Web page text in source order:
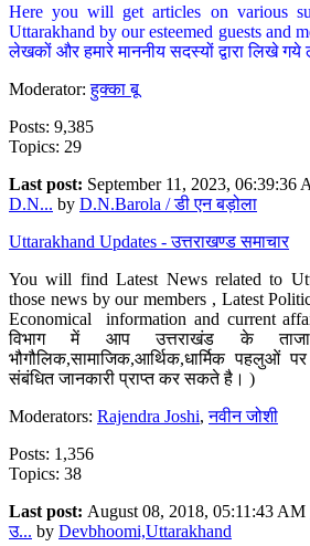
Here you will get articles on various
Uttarakhand by our esteemed guests and
लेखकों और हमारे माननीय सदस्यों द्वारा लिखे
Moderator:हुक्का बू
Posts: 9,385
Topics: 29
Last post: September 11, 2023, 06:39:36
D.N... by D.N.Barola / डी एन बड़ोला
Uttarakhand Updates - उत्तराखण्ड समाचार
You will find Latest News related to
those news by our members , Latest
Economical information and current
विभाग में आप उत्तराखंड के ताजा
भौगौलिक,सामाजिक,आर्थिक,धार्मिक पहलुओं
संबंधित जानकारी प्राप्त कर सकते है। )
Moderators: Rajendra Joshi,नवीन जोशी
Posts: 1,356
Topics: 38
Last post: August 08, 2018, 05:11:43 AM
उ... by Devbhoomi,Uttarakhand